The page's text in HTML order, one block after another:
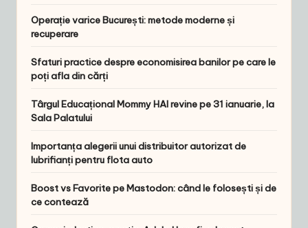
Operație varice București: metode moderne și
recuperare
Sfaturi practice despre economisirea banilor pe care le
poți afla din cărți
Târgul Educațional Mommy HAI revine pe 31 ianuarie, la
Sala Palatului
Importanța alegerii unui distribuitor autorizat de
lubrifianți pentru flota auto
Boost vs Favorite pe Mastodon: când le folosești și de
ce contează